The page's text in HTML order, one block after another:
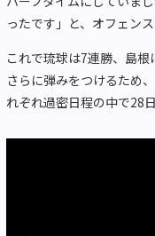
ったです」と、オフェン
これで琉球は7連勝、島
さらに弾みをつけるため
れぞれ過密日程の中で28